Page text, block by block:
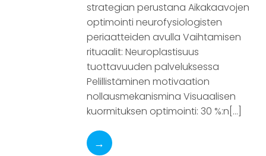
strategian perustana Aikakaavojen
optimointi neurofysiologisten
periaatteiden avulla Vaihtamisen
rituaalit: Neuroplastisuus
tuottavuuden palveluksessa
Pelillistäminen motivaation
nollausmekanismina Visuaalisen
kuormituksen optimointi: 30 %:n[…]
→